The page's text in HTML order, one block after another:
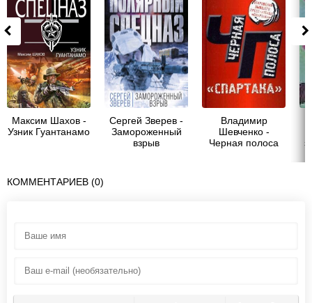
Максим Шахов -
Узник Гуантанамо
Сергей Зверев -
Замороженный
взрыв
Владимир
Шевченко -
Черная полоса
КОММЕНТАРИЕВ (0)